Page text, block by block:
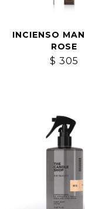
INCIENSO
ROSE
$ 305